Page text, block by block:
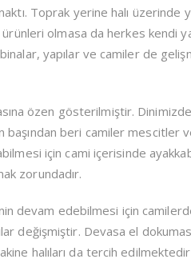
Toprak yerine halı üzerinde
olmasa da herkes kendi
yapılar ve camiler de
özen gösterilmiştir.
başından beri camiler mescitler
için cami içerisinde
zorundadır.
devam edebilmesi için
değişmiştir. Devasa el
halıları da tercih